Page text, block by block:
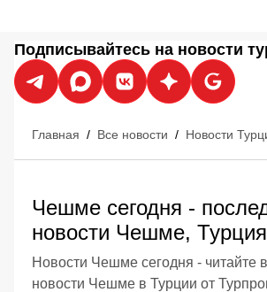
Подписывайтесь на новости
Главная / Все новости / Новости
Чешме сегодня -
новости Чешме, Турция
Новости Чешме сегодня - читайте
новости Чешме в Турции от